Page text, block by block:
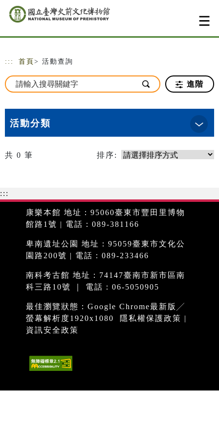
跳到主要內容
網站導覽
::: 首頁 > 活動查詢
進階
活動分類
共 0 筆 排序:
:::
康樂本館 地址：95060臺東市豐田里博物
館路1號 | 電話：089-381166
卑南遺址公園 地址：95059臺東市文化公
園路200號 | 電話：089-233466
南科考古館 地址：74147臺南市新市區南
科三路10號 ｜ 電話：06-5050905
最佳瀏覽狀態：Google Chrome最新版╱
螢幕解析度1920x1080
隱私權保護政策 |
資訊安全政策